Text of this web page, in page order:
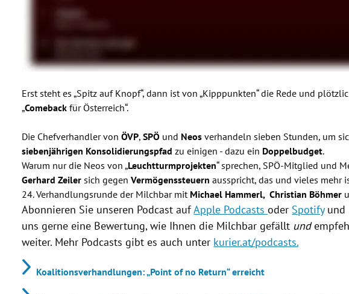
Erst steht es „Spitz auf Knopf“, dann ist von „Kipppunkten“ die Rede und
„Comeback für Österreich“.
Die Chefverhandler vonÖVP,SPÖ und Neos verhandeln sieben Stunden, um
siebenjährigen Konsolidierungspfad zu einigen - dazu ein Doppelbudget.
Warum nur die Neos von „Leuchtturmprojekten“ sprechen, SPÖ-Mitglied und
Gerhard Zeilersich gegenVermögenssteuern ausspricht, das und vieles mehr
24. Verhandlungsrunde der Milchbar mit Michael Hammerl, Christian Böhmer
Abonnieren Sie unseren Podcast aufApple Podcasts oder Spotifyund
uns gerne eine Bewertung, wie Ihnen die Milchbar gefällt und
weiter. Mehr Podcasts gibt es auch unter kurier.at/podcasts.
Koalitionsverhandlungen: „Point of no Return“ erreicht